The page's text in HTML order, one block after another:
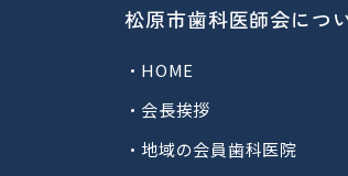
松原市歯科医師会につ
HOME
会長挨拶
地域の会員歯科医院